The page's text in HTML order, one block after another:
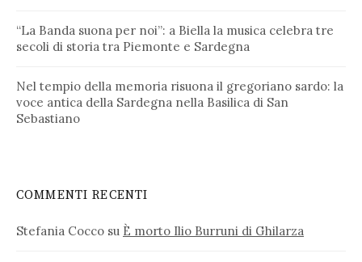
“La Banda suona per noi”: a Biella la musica celebra tre
secoli di storia tra Piemonte e Sardegna
Nel tempio della memoria risuona il gregoriano sardo: la
voce antica della Sardegna nella Basilica di San
Sebastiano
COMMENTI RECENTI
Stefania Cocco su È morto Ilio Burruni di Ghilarza